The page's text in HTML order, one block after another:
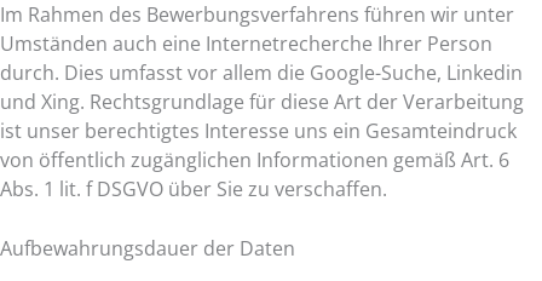
Im Rahmen des Bewerbungsverfahrens führen wir unter
Umständen auch eine Internetrecherche Ihrer Person
durch. Dies umfasst vor allem die Google-Suche, Linkedin
und Xing. Rechtsgrundlage für diese Art der Verarbeitung
ist unser berechtigtes Interesse uns ein Gesamteindruck
von öffentlich zugänglichen Informationen gemäß Art. 6
Abs. 1 lit. f DSGVO über Sie zu verschaffen.
Aufbewahrungsdauer der Daten